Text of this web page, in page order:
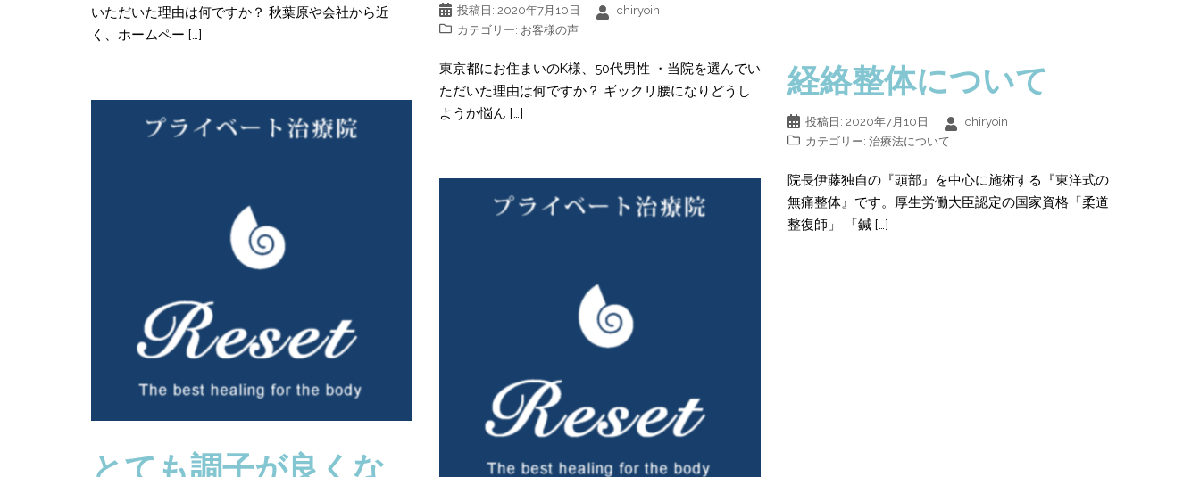
いただいた理由は何ですか？ 秋葉原や会社から近
く、ホームペー […]
投稿日: 2020年7月10日
chiryoin
カテゴリー: お客様の声
東京都にお住まいのK様、50代男性 ・当院を選んでい
ただいた理由は何ですか？ ギックリ腰になりどうし
ようか悩ん […]
経絡整体について
投稿日: 2020年7月10日
chiryoin
カテゴリー: 治療法について
院長伊藤独自の『頭部』を中心に施術する『東洋式の
無痛整体』です。厚生労働大臣認定の国家資格「柔道
整復師」 「鍼 […]
とても調子が良くな